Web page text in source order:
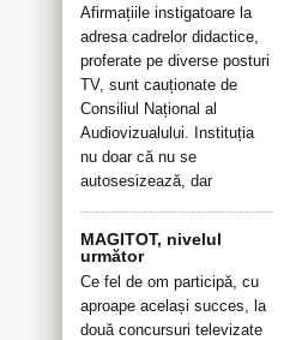
Afirmațiile instigatoare la
adresa cadrelor didactice,
proferate pe diverse posturi
TV, sunt cauționate de
Consiliul Național al
Audiovizualului. Instituția
nu doar că nu se
autosesizează, dar
MAGITOT, nivelul
următor
Ce fel de om participă, cu
aproape același succes, la
două concursuri televizate